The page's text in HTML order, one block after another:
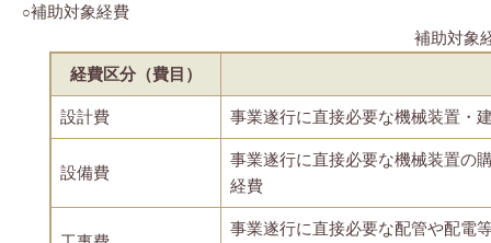
○補助対象経費
補助対象
経費区分（費目）
設計費 事業遂行に直接必要な機械装置・
設備費
事業遂行に直接必要な機械装置の
経費
事業遂行に直接必要な配管や配電